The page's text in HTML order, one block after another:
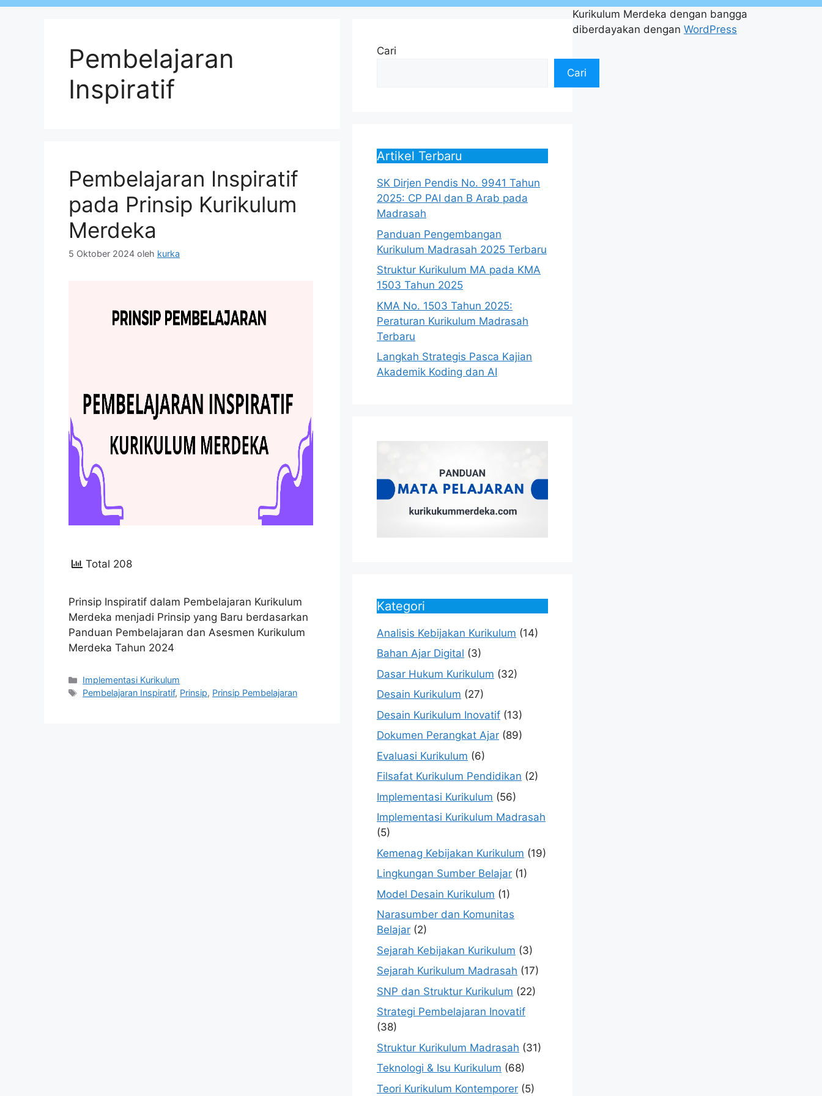
Pembelajaran
Inspiratif
Pembelajaran Inspiratif
pada Prinsip Kurikulum
Merdeka
5 Oktober 2024 oleh kurka
Total 208
Prinsip Inspiratif dalam Pembelajaran Kurikulum
Merdeka menjadi Prinsip yang Baru berdasarkan
Panduan Pembelajaran dan Asesmen Kurikulum
Merdeka Tahun 2024
Kategori
Implementasi Kurikulum
Tag
Pembelajaran Inspiratif, Prinsip, Prinsip Pembelajaran
Cari
Cari
Artikel Terbaru
SK Dirjen Pendis No. 9941 Tahun
2025: CP PAI dan B Arab pada
Madrasah
Panduan Pengembangan
Kurikulum Madrasah 2025 Terbaru
Struktur Kurikulum MA pada KMA
1503 Tahun 2025
KMA No. 1503 Tahun 2025:
Peraturan Kurikulum Madrasah
Terbaru
Langkah Strategis Pasca Kajian
Akademik Koding dan AI
Kategori
Analisis Kebijakan Kurikulum (14)
Bahan Ajar Digital (3)
Dasar Hukum Kurikulum (32)
Desain Kurikulum (27)
Desain Kurikulum Inovatif (13)
Dokumen Perangkat Ajar (89)
Evaluasi Kurikulum (6)
Filsafat Kurikulum Pendidikan (2)
Implementasi Kurikulum (56)
Implementasi Kurikulum Madrasah
(5)
Kemenag Kebijakan Kurikulum (19)
Lingkungan Sumber Belajar (1)
Model Desain Kurikulum (1)
Narasumber dan Komunitas
Belajar (2)
Sejarah Kebijakan Kurikulum (3)
Sejarah Kurikulum Madrasah (17)
SNP dan Struktur Kurikulum (22)
Strategi Pembelajaran Inovatif
(38)
Struktur Kurikulum Madrasah (31)
Teknologi & Isu Kurikulum (68)
Teori Kurikulum Kontemporer (5)
Kurikulum Merdeka dengan bangga
diberdayakan dengan WordPress